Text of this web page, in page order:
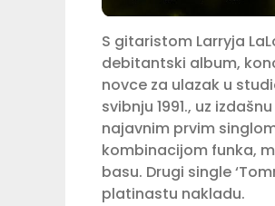
S gitaristom Larryja
debitantski album,
novce za ulazak u
svibnju 1991., uz
najavnim prvim
kombinacijom funka,
basu. Drugi single
platinastu nakladu.